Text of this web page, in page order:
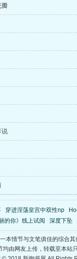
瓣
说
穿进淫荡皇宫中双性np
的你》线上试阅 深度下坠
本情节与文笔俱佳的综合
由网友上传，转载至本站